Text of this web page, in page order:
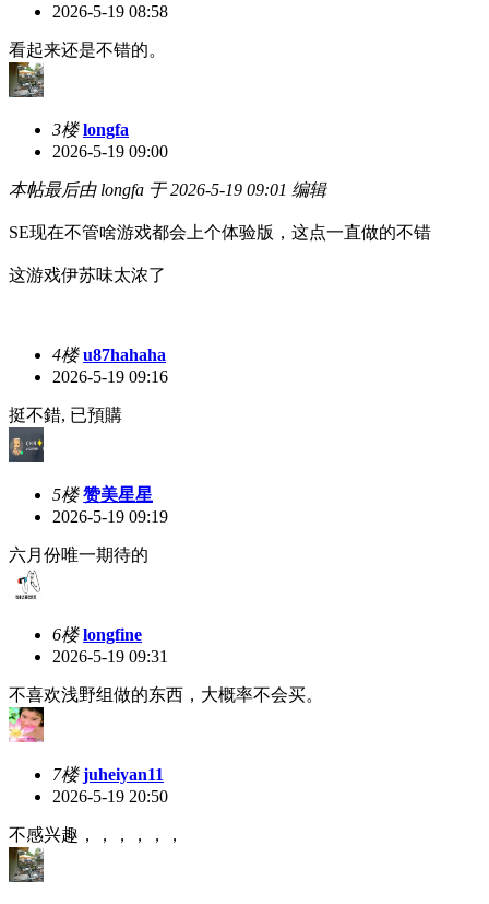
2026-5-19 08:58
看起来还是不错的。
3楼 longfa
2026-5-19 09:00
本帖最后由 longfa 于 2026-5-19 09:01 编辑
SE现在不管啥游戏都会上个体验版，这点一直做的不错
这游戏伊苏味太浓了
4楼 u87hahaha
2026-5-19 09:16
挺不錯, 已預購
5楼 赞美星星
2026-5-19 09:19
六月份唯一期待的
6楼 longfine
2026-5-19 09:31
不喜欢浅野组做的东西，大概率不会买。
7楼 juheiyan11
2026-5-19 20:50
不感兴趣，，，，，，